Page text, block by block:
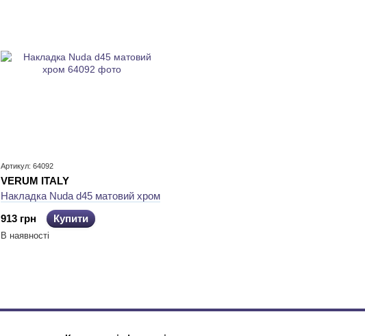
Артикул: 64092
VERUM ITALY
Накладка Nuda d45 матовий хром
913 грн
Купити
В наявності